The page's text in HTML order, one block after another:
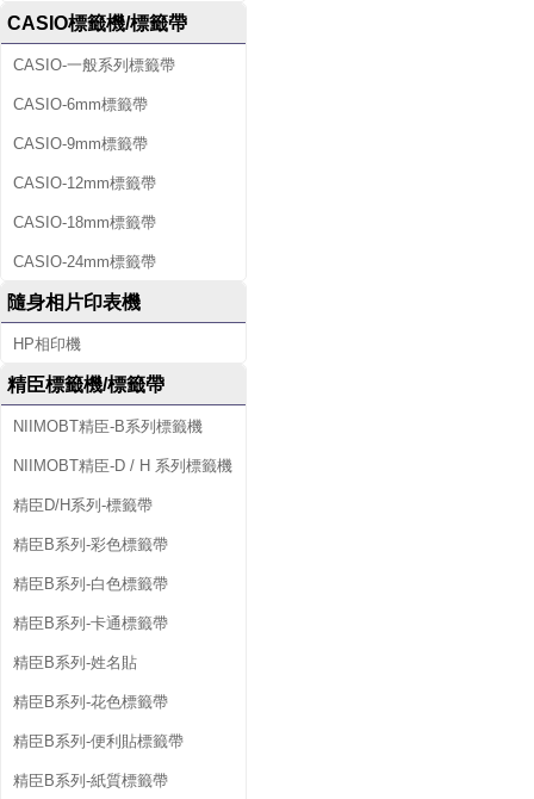
CASIO標籤機/標籤帶
CASIO-一般系列標籤帶
CASIO-6mm標籤帶
CASIO-9mm標籤帶
CASIO-12mm標籤帶
CASIO-18mm標籤帶
CASIO-24mm標籤帶
隨身相片印表機
HP相印機
精臣標籤機/標籤帶
NIIMOBT精臣-B系列標籤機
NIIMOBT精臣-D / H 系列標籤機
精臣D/H系列-標籤帶
精臣B系列-彩色標籤帶
精臣B系列-白色標籤帶
精臣B系列-卡通標籤帶
精臣B系列-姓名貼
精臣B系列-花色標籤帶
精臣B系列-便利貼標籤帶
精臣B系列-紙質標籤帶